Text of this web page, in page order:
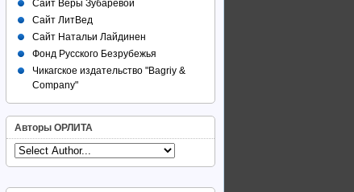
Сайт Веры Зубаревой
Сайт ЛитВед
Сайт Натальи Лайдинен
Фонд Русского Безрубежья
Чикагское издательство "Bagriy &
Company"
Авторы ОРЛИТА